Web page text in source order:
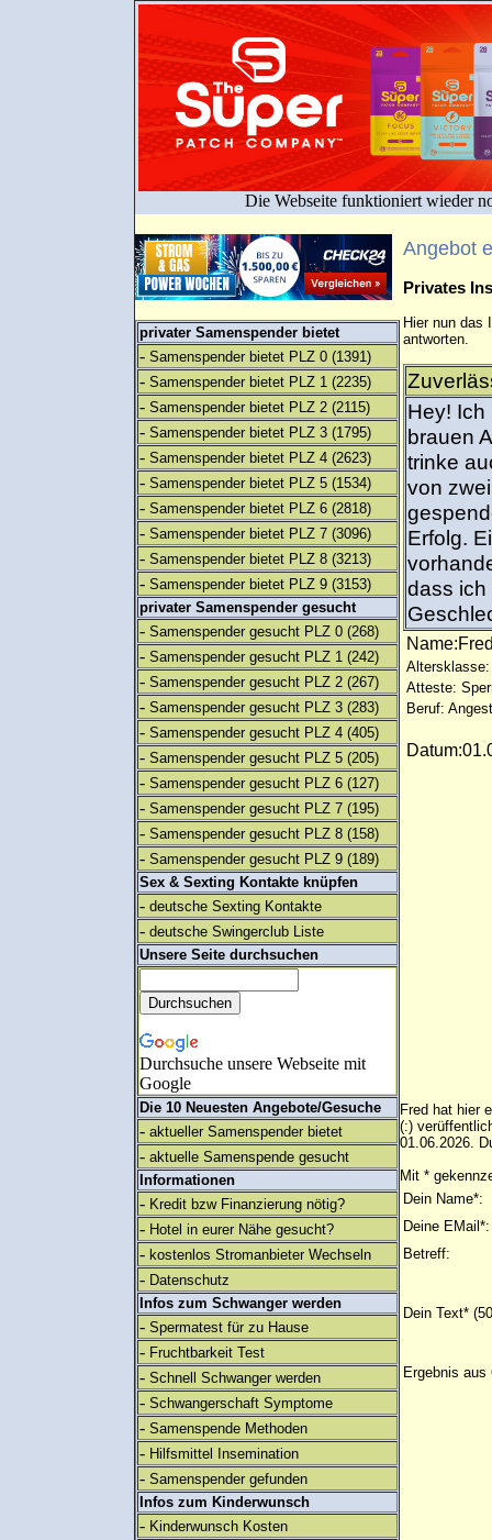
Die Webseite funktioniert wieder
privater Samenspender bietet
- Samenspender bietet PLZ 0 (1391)
- Samenspender bietet PLZ 1 (2235)
- Samenspender bietet PLZ 2 (2115)
- Samenspender bietet PLZ 3 (1795)
- Samenspender bietet PLZ 4 (2623)
- Samenspender bietet PLZ 5 (1534)
- Samenspender bietet PLZ 6 (2818)
- Samenspender bietet PLZ 7 (3096)
- Samenspender bietet PLZ 8 (3213)
- Samenspender bietet PLZ 9 (3153)
privater Samenspender gesucht
- Samenspender gesucht PLZ 0 (268)
- Samenspender gesucht PLZ 1 (242)
- Samenspender gesucht PLZ 2 (267)
- Samenspender gesucht PLZ 3 (283)
- Samenspender gesucht PLZ 4 (405)
- Samenspender gesucht PLZ 5 (205)
- Samenspender gesucht PLZ 6 (127)
- Samenspender gesucht PLZ 7 (195)
- Samenspender gesucht PLZ 8 (158)
- Samenspender gesucht PLZ 9 (189)
Sex & Sexting Kontakte knüpfen
- deutsche Sexting Kontakte
- deutsche Swingerclub Liste
Unsere Seite durchsuchen
Durchsuche unsere Webseite mit
Google
Die 10 Neuesten Angebote/Gesuche
- aktueller Samenspender bietet
- aktuelle Samenspende gesucht
Informationen
- Kredit bzw Finanzierung nötig?
- Hotel in eurer Nähe gesucht?
- kostenlos Stromanbieter Wechseln
- Datenschutz
Infos zum Schwanger werden
- Spermatest für zu Hause
- Fruchtbarkeit Test
- Schnell Schwanger werden
- Schwangerschaft Symptome
- Samenspende Methoden
- Hilfsmittel Insemination
- Samenspender gefunden
Infos zum Kinderwunsch
- Kinderwunsch Kosten
Angebot
Privates
Hier nun das
antworten.
Hey!
brauen
trinke
von
Erfolg.
dass ich
Altersklasse:
Atteste:
Beruf:
Fred hat hier
(:)
01.06.2026.
Mit *
Dein Name*:
Deine EMail*:
Betreff:
Dein Text*
Ergebnis aus